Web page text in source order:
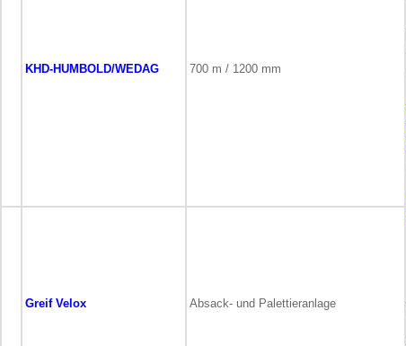
KHD-HUMBOLD/WEDAG 700 m / 1200 mm
Greif Velox Absack- und Palettieranlage